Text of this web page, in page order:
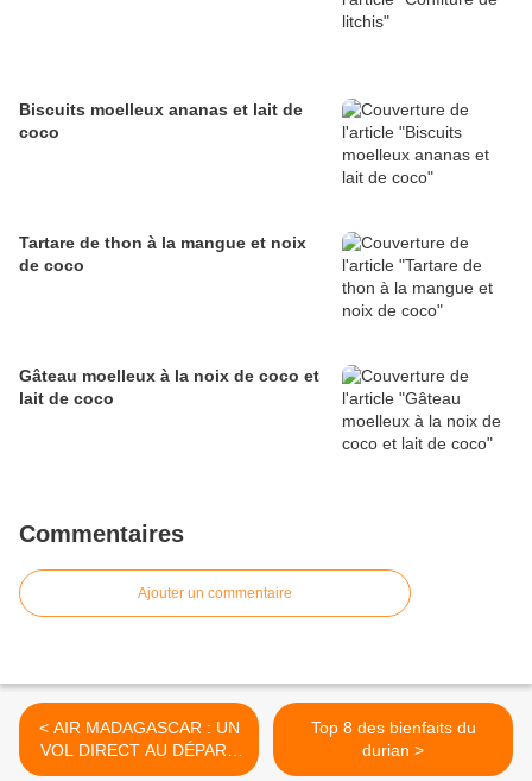
Biscuits moelleux ananas et lait de
coco
Tartare de thon à la mangue et noix
de coco
Gâteau moelleux à la noix de coco et
lait de coco
Commentaires
Ajouter un commentaire
< AIR MADAGASCAR : UN
VOL DIRECT AU DÉPART
DE MARSEILLE EN AVRIL
Top 8 des bienfaits du
durian >